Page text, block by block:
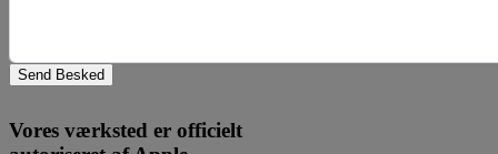
Send Besked
Vores værksted er officielt